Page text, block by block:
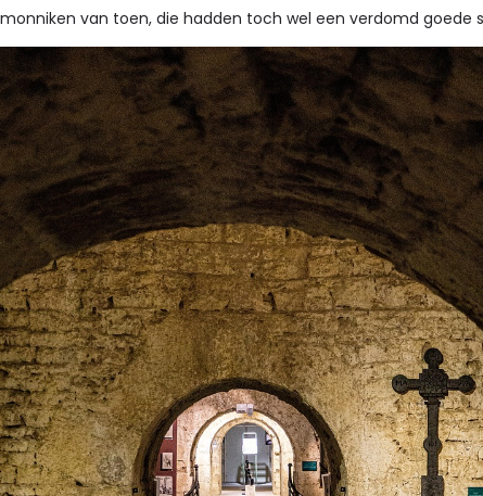
van toen, die hadden toch wel een verdomd